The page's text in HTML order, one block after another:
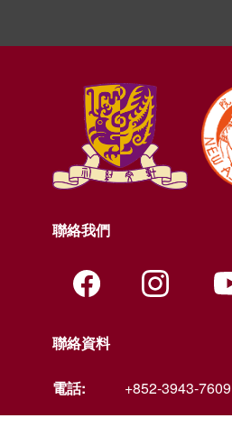
聯絡我們
聯絡資料
電話:
+852-3943-7609